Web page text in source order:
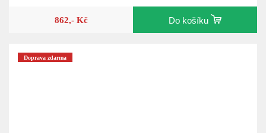
862,- Kč Do košíku
Doprava zdarma